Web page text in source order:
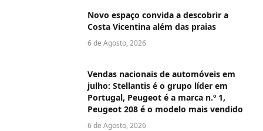
Novo espaço convida a descobrir a
Costa Vicentina além das praias
6 de Agosto, 2026
Vendas nacionais de automóveis em
julho: Stellantis é o grupo líder em
Portugal, Peugeot é a marca n.º 1,
Peugeot 208 é o modelo mais vendido
6 de Agosto, 2026